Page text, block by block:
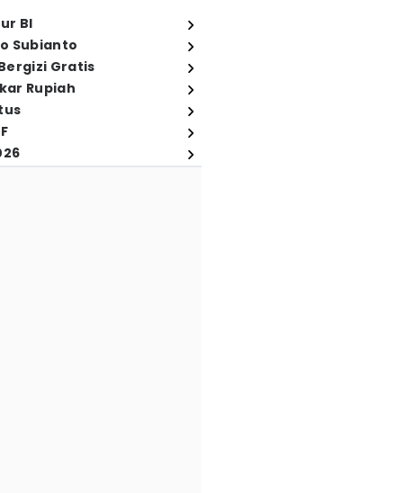
BI
Subianto
Gratis
Rupiah